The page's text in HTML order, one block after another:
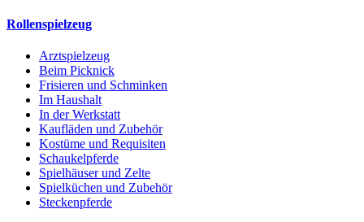
Rollenspielzeug
Arztspielzeug
Beim Picknick
Frisieren und Schminken
Im Haushalt
In der Werkstatt
Kaufläden und Zubehör
Kostüme und Requisiten
Schaukelpferde
Spielhäuser und Zelte
Spielküchen und Zubehör
Steckenpferde